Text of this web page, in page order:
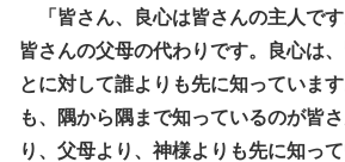
「皆さん、良心は皆さんの主人です
皆さんの父母の代わりです。良心は
とに対して誰よりも先に知っていま
も、隅から隅まで知っているのが皆
り、父母より、神様よりも先に知っ